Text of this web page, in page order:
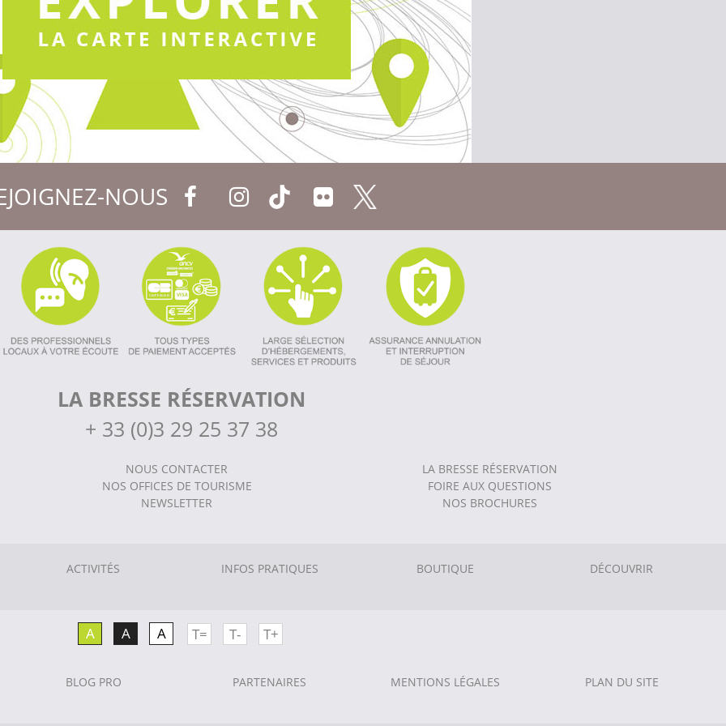
NOUS
LA BRESSE RÉSERVATION
+ 33 (0)3 29 25 37 38
NOUS CONTACTER
LA BRESSE RÉSERVATION
NOS OFFICES DE TOURISME
FOIRE AUX QUESTIONS
NEWSLETTER
NOS BROCHURES
ACTIVITÉS INFOS PRATIQUES BOUTIQUE DÉCOUVRIR
A A A T= T- T+
BLOG PRO PARTENAIRES MENTIONS LÉGALES PLAN DU SITE